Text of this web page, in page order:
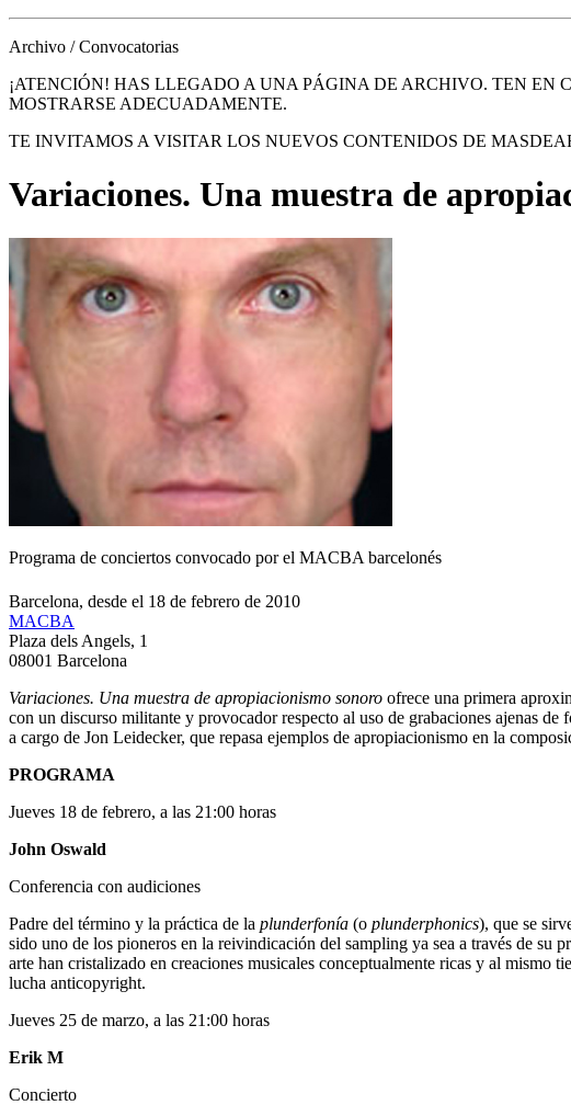
Archivo / Convocatorias
¡ATENCIÓN! HAS LLEGADO A UNA PÁGINA DE ARCHIVO. TEN
MOSTRARSE ADECUADAMENTE.
TE INVITAMOS A VISITAR LOS NUEVOS CONTENIDOS DE
Variaciones. Una muestra de
Programa de conciertos convocado por el MACBA barcelonés
Barcelona, desde el 18 de febrero de 2010
MACBA
Plaza dels Angels, 1
08001 Barcelona
Variaciones. Una muestra de apropiacionismo sonoro ofrece una primera
con un discurso militante y provocador respecto al uso de grabaciones ajenas
a cargo de Jon Leidecker, que repasa ejemplos de apropiacionismo en la
PROGRAMA
Jueves 18 de febrero, a las 21:00 horas
John Oswald
Conferencia con audiciones
Padre del término y la práctica de la plunderfonía (o plunderphonics), que se
sido uno de los pioneros en la reivindicación del sampling ya sea a través de su
arte han cristalizado en creaciones musicales conceptualmente ricas y al mismo
lucha anticopyright.
Jueves 25 de marzo, a las 21:00 horas
Erik M
Concierto